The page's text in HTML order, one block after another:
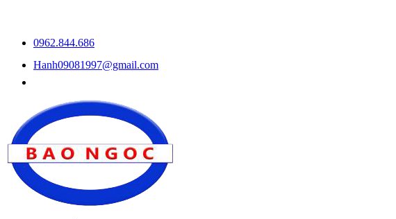
0962.844.686
Hanh09081997@gmail.com